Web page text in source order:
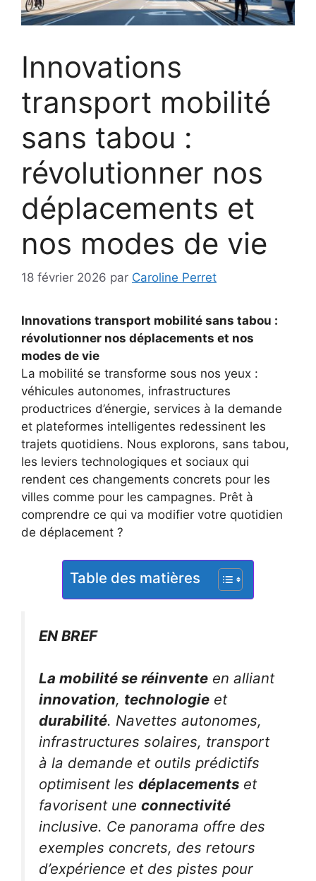
Innovations
transport mobilité
sans tabou :
révolutionner nos
déplacements et
nos modes de vie
18 février 2026 par Caroline Perret
Innovations transport mobilité sans tabou :
révolutionner nos déplacements et nos
modes de vie
La mobilité se transforme sous nos yeux :
véhicules autonomes, infrastructures
productrices d’énergie, services à la demande
et plateformes intelligentes redessinent les
trajets quotidiens. Nous explorons, sans tabou,
les leviers technologiques et sociaux qui
rendent ces changements concrets pour les
villes comme pour les campagnes. Prêt à
comprendre ce qui va modifier votre quotidien
de déplacement ?
Table des matières
EN BREF
La mobilité se réinvente en alliant
innovation, technologie et
durabilité. Navettes autonomes,
infrastructures solaires, transport
à la demande et outils prédictifs
optimisent les déplacements et
favorisent une connectivité
inclusive. Ce panorama offre des
exemples concrets, des retours
d’expérience et des pistes pour